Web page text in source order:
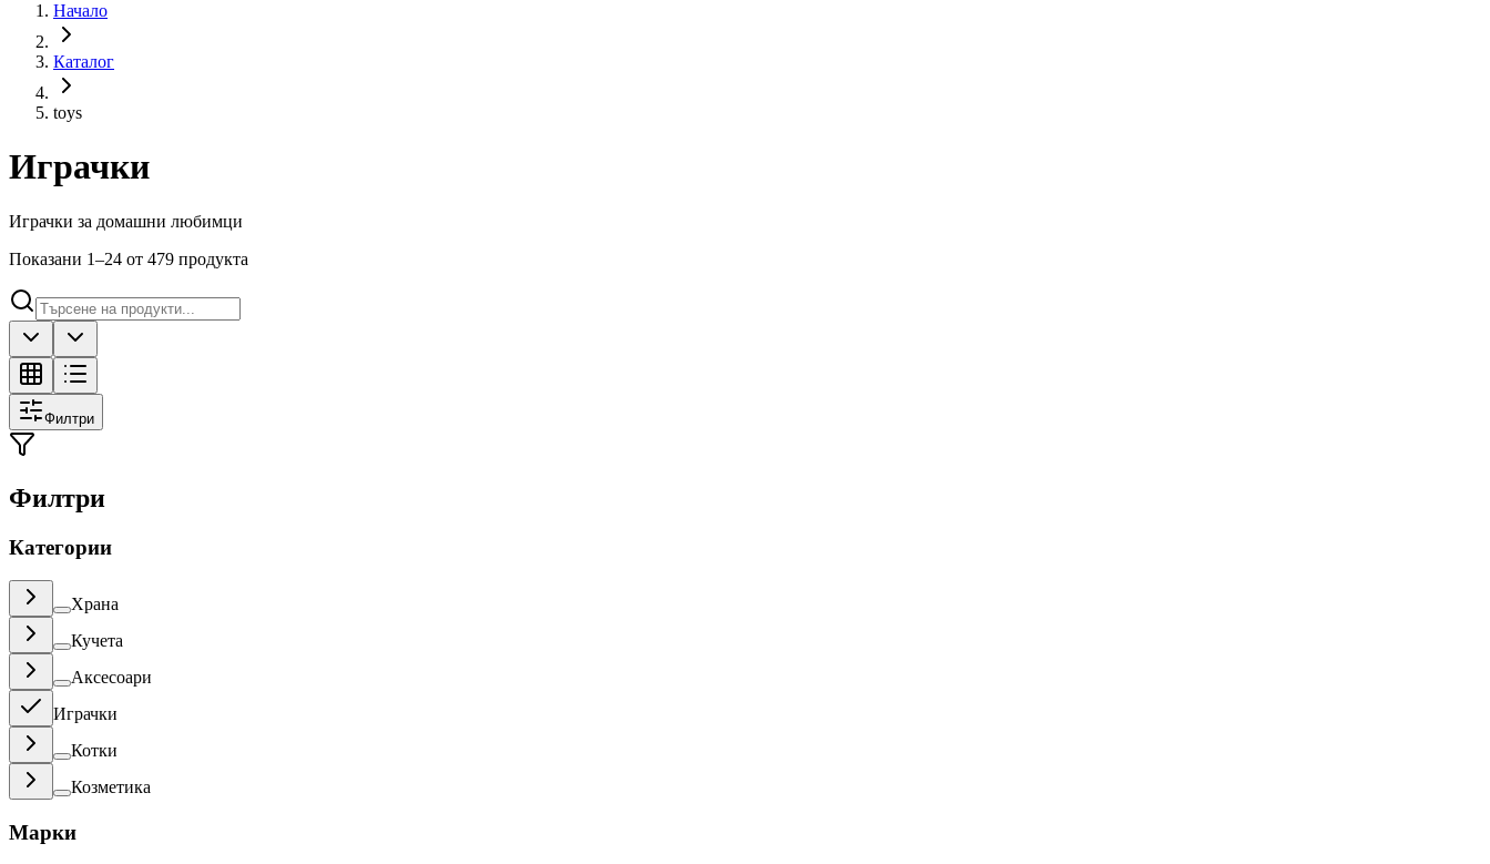
Начало
Каталог
toys
Играчки
Играчки за домашни любимци
Показани 1–24 от 479 продукта
Филтри
Филтри
Категории
Храна
Кучета
Аксесоари
Играчки
Котки
Козметика
Марки